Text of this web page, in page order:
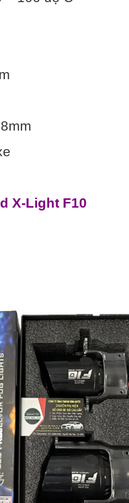
X-Light F10